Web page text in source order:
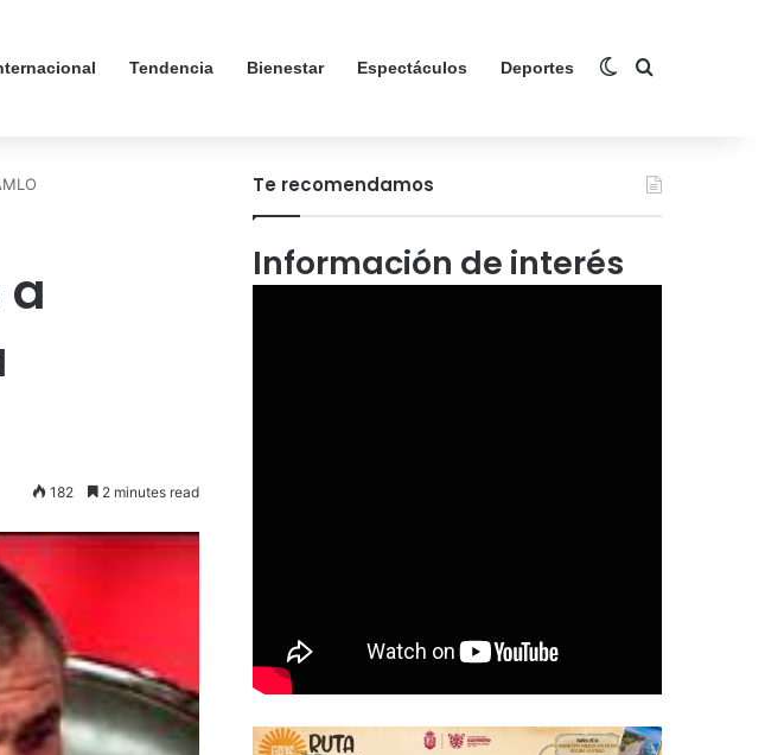
Tendencia Bienestar Espectáculos Deportes Switch skin
Search for
182 2 minutes read
Te recomendamos
Información de interés